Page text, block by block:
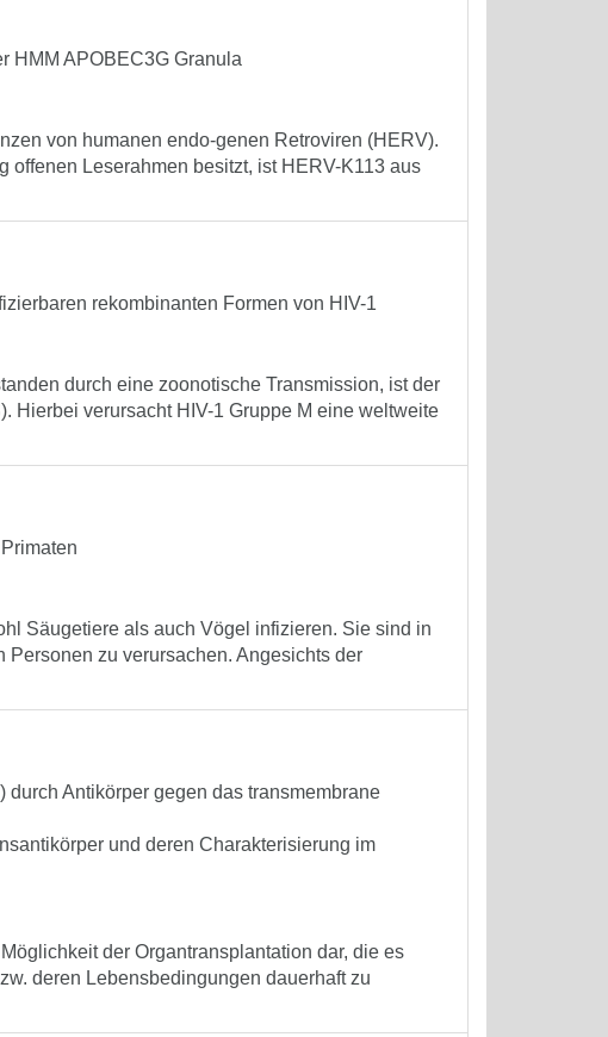
HMM APOBEC3G Granula
von humanen endo-genen Retroviren (HERV).
Leserahmen besitzt, ist HERV-K113 aus
rekombinanten Formen von HIV-1
durch eine zoonotische Transmission, ist der
Hierbei verursacht HIV-1 Gruppe M eine weltweite
Säugetiere als auch Vögel infizieren. Sie sind in
zu verursachen. Angesichts der
Antikörper gegen das transmembrane
und deren Charakterisierung im
der Organtransplantation dar, die es
deren Lebensbedingungen dauerhaft zu